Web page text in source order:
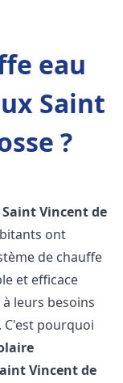
eau
Saint
?
Saint Vincent de
ont
de chauffe
et efficace
leurs besoins
C'est pourquoi
Vincent de